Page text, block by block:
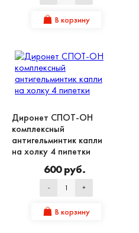
В корзину
Диронет СПОТ-ОН
комплексный
антигельминтик капли
на холку 4 пипетки
600 руб.
- +
В корзину